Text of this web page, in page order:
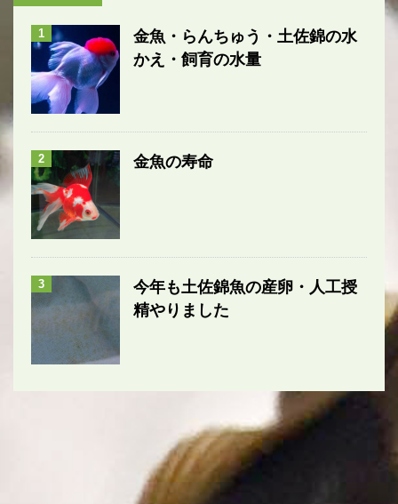
1
金魚・らんちゅう・土佐錦の水
かえ・飼育の水量
2 金魚の寿命
3
今年も土佐錦魚の産卵・人工授
精やりました